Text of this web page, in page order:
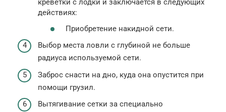
креветки с лодки и заключается в следующих
действиях:
Приобретение накидной сети.
Выбор места ловли с глубиной не больше
радиуса используемой сети.
Заброс снасти на дно, куда она опустится при
помощи грузил.
Вытягивание сетки за специально